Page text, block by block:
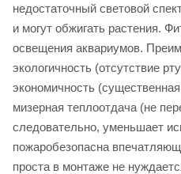
недостаточный световой
и могут обжигать растения.
освещения аквариумов.
экологичность (отсутствие
экономичность
мизерная теплоотдача (не
следовательно, уменьшает
пожаробезопасна
проста в монтаже не